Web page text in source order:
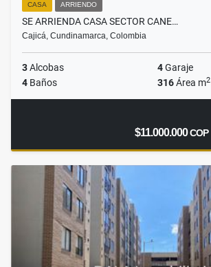
CASA ARRIENDO
SE ARRIENDA CASA SECTOR CANE…
Cajicá, Cundinamarca, Colombia
3Alcobas 4Garaje
4 Baños 316Área m2
$11.000.000COP